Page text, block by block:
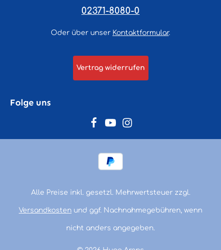
02371-8080-0
Oder über unser Kontaktformular.
Vertrag widerrufen
Folge uns
Alle Preise inkl. gesetzl. Mehrwertsteuer zzgl.
Versandkosten und ggf. Nachnahmegebühren, wenn
nicht anders angegeben.